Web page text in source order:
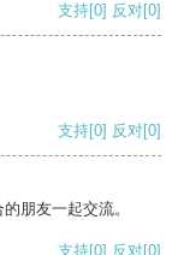
支持[0] 反对[0]
支持[0] 反对[0]
朋友一起交流。
支持[0] 反对[0]